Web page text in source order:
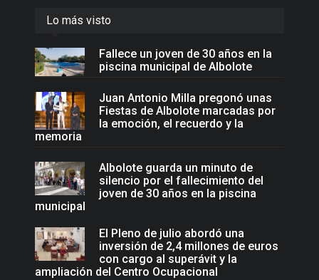
Lo más visto
Fallece un joven de 30 años en la
piscina municipal de Albolote
Juan Antonio Milla pregonó unas
Fiestas de Albolote marcadas por
la emoción, el recuerdo y la
memoria
Albolote guarda un minuto de
silencio por el fallecimiento del
joven de 30 años en la piscina
municipal
El Pleno de julio abordó una
inversión de 2,4 millones de euros
con cargo al superávit y la
ampliación del Centro Ocupacional